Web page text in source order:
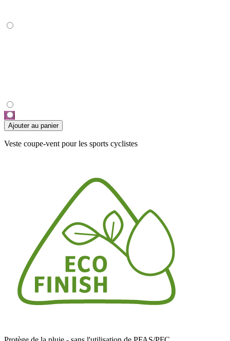
Ajouter au panier
Veste coupe-vent pour les sports cyclistes